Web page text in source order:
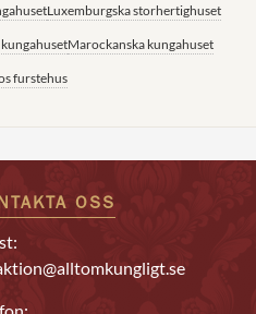
Luxemburgska storhertighuset
Marockanska kungahuset
furstehus
OSS